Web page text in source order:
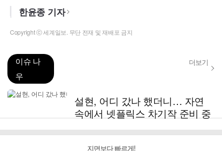
한윤종 기자
Copyright ⓒ 세계일보. 무단 전재 및 재배포 금지
이슈 나
우
더보기
설현, 어디 갔나 했더니… 자연
속에서 넷플릭스 차기작 준비 중
지면보다 빠르게!